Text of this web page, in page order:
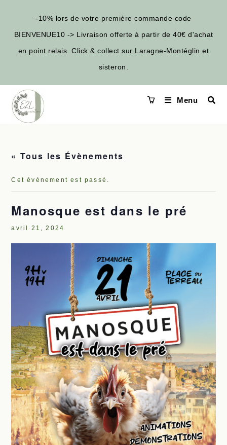
-10% lors de votre première commande code
BIENVENUE10 -> Livraison offerte à partir de 40€ d'achat
en point relais. Click & collect sur Laragne-Montéglin et
sisteron.
Menu
« Tous les Évènements
Cet évènement est passé.
Manosque est dans le pré
avril 21, 2024